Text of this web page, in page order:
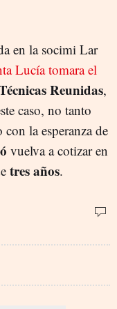
en la socimi Lar
Lucía tomara el
Reunidas,
caso, no tanto
la esperanza de
vuelva a cotizar en
tres años.